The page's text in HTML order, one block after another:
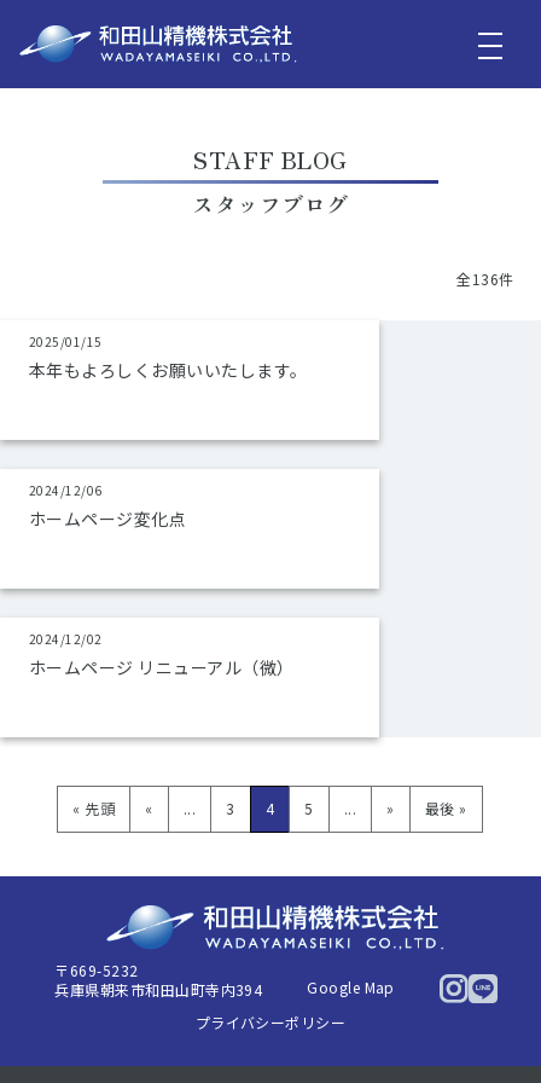
STAFF BLOG
スタッフブログ
全136件
2025/01/15
本年もよろしくお願いいたします。
2024/12/06
ホームページ変化点
2024/12/02
ホームページ リニューアル（微）
« 先頭 « ... 3 4 5 ... » 最後 »
〒669-5232
兵庫県朝来市和田山町寺内394
Google Map
プライバシーポリシー